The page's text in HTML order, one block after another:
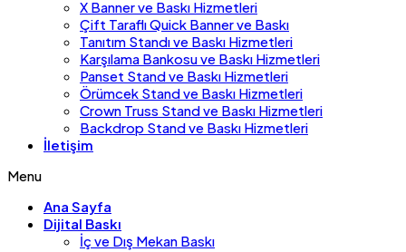
X Banner ve Baskı Hizmetleri
Çift Taraflı Quick Banner ve Baskı
Tanıtım Standı ve Baskı Hizmetleri
Karşılama Bankosu ve Baskı Hizmetleri
Panset Stand ve Baskı Hizmetleri
Örümcek Stand ve Baskı Hizmetleri
Crown Truss Stand ve Baskı Hizmetleri
Backdrop Stand ve Baskı Hizmetleri
İletişim
Menu
Ana Sayfa
Dijital Baskı
İç ve Dış Mekan Baskı